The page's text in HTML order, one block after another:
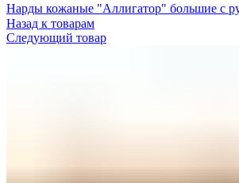
Нарды кожаные "Аллигатор" большие с
Назад к товарам
Следующий товар